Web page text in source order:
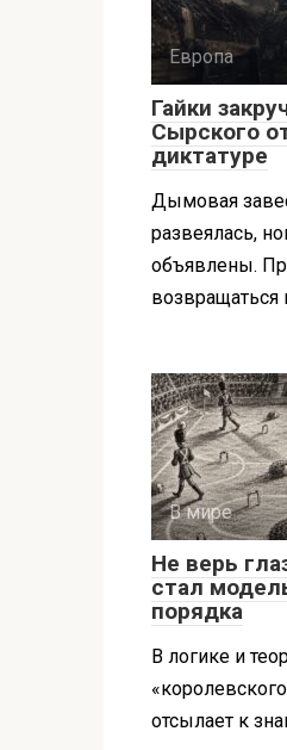
Европа
Гайки
Сырского
диктатуре
Дымовая
развеялась,
объявлены.
возвращаться
В мире
Не верь
стал
порядка
В логике и
отсылает к